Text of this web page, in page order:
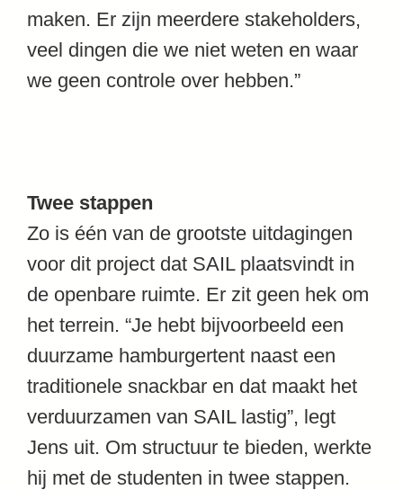
maken. Er zijn meerdere stakeholders,
veel dingen die we niet weten en waar
we geen controle over hebben.”
Twee stappen
Zo is één van de grootste uitdagingen
voor dit project dat SAIL plaatsvindt in
de openbare ruimte. Er zit geen hek om
het terrein. “Je hebt bijvoorbeeld een
duurzame hamburgertent naast een
traditionele snackbar en dat maakt het
verduurzamen van SAIL lastig”, legt
Jens uit. Om structuur te bieden, werkte
hij met de studenten in twee stappen.